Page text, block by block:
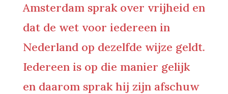
Amsterdam sprak over vrijheid en
dat de wet voor iedereen in
Nederland op dezelfde wijze geldt.
Iedereen is op die manier gelijk
en daarom sprak hij zijn afschuw